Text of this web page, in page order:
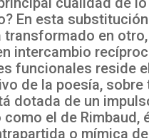
En esta
transformado en otro,
intercambio
funcionales reside
de la poesía, sobre
dotada de un
el de Rimbaud,
o mímica